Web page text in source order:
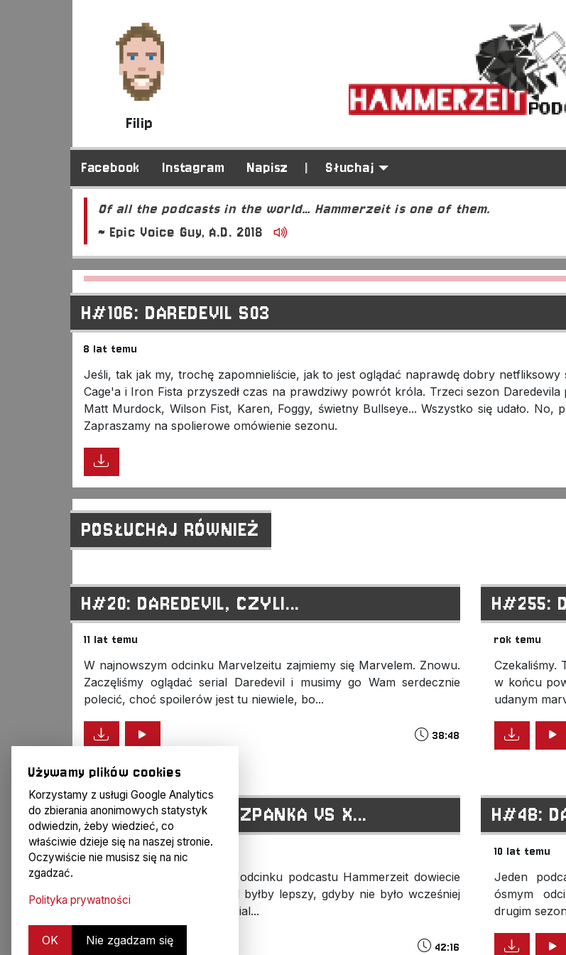
Filip
Facebook Instagram Napisz | Słuchaj
Of all the podcasts in the world… Hammerzeit is one of them.
~ Epic Voice Guy, A.D. 2018
H#106: DAREDEVIL S03
8 lat temu
Jeśli, tak jak my, trochę zapomnieliście, jak to jest oglądać naprawdę dobry
Cage'a i Iron Fista przyszedł czas na prawdziwy powrót króla. Trzeci sezon Daredevila
Matt Murdock, Wilson Fist, Karen, Foggy, świetny Bullseye... Wszystko się udało. No,
Zapraszamy na spolierowe omówienie sezonu.
POSŁUCHAJ RÓWNIEŻ
H#20: DAREDEVIL, CZYLI...
11 lat temu
W najnowszym odcinku Marvelzeitu zajmiemy się Marvelem. Znowu.
Zaczęliśmy oglądać serial Daredevil i musimy go Wam serdecznie
polecić, choć spoilerów jest tu niewiele, bo...
38:48
H#255:
rok temu
Czekaliśmy.
w końcu
udanym
H#15: PIXEL VS HISZPANKA VS X...
11 lat temu
Dzień dobry. W tym tu oto odcinku podcastu Hammerzeit dowiecie
się, dlaczego magazyn Pixel byłby lepszy, gdyby nie było wcześniej
Secret Service, dlaczego serial...
42:16
H#48:
10 lat temu
Jeden
ósmym
drugim
Używamy plików cookies
Korzystamy z usługi Google Analytics
do zbierania anonimowych statystyk
odwiedzin, żeby wiedzieć, co
właściwie dzieje się na naszej stronie.
Oczywiście nie musisz się na nic
zgadzać.
Polityka prywatności
OK Nie zgadzam się